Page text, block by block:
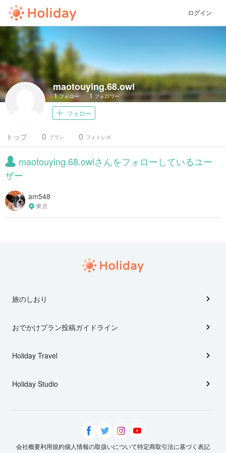
ログイン
maotouying.68.owl
1フォロー 1 フォロワー
フォロー
トップ プラン
0 フォトレポ
0
maotouying.68.owlさんをフォローしているユー
ザー
am548
東京
旅のしおり
おでかけプラン投稿ガイドライン
Holiday Travel
Holiday Studio
会社概要利用規約個人情報の取扱いについて特定商取引法に基づく表記